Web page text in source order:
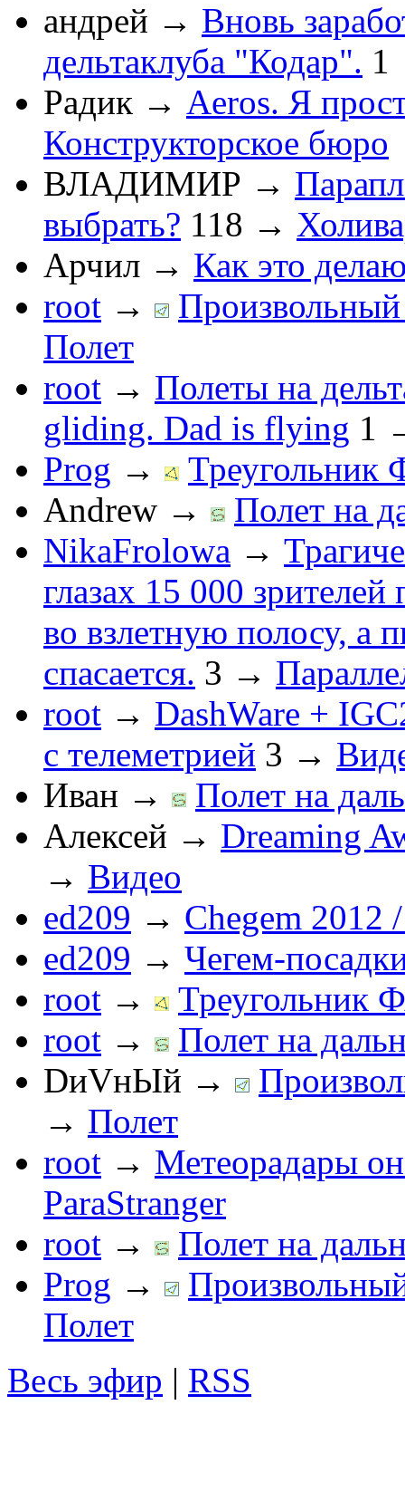
андрей → Вновь
дельтаклуба "Кодар". 1
Радик → Aeros. Я
Конструкторское бюро
ВЛАДИМИР →
выбрать? 118 →
Арчил → Как это
root →
Полет
root → Полеты на
gliding. Dad is flying 1
Prog →
Andrew →
Полет на
NikaFrolowa →
глазах 15 000
во взлетную полосу, а
спасается. 3 →
root → DashWare +
с телеметрией 3 →
Иван →
Полет на
Алексей → Dreaming
→ Видео
ed209 → Chegem 2012
ed209 → Чегем-
root →
Треугольник
root →
Полет на
DиVнЫй →
→ Полет
root → Метеорадары
ParaStranger
root →
Полет на
Prog →
Полет
Весь эфир | RSS